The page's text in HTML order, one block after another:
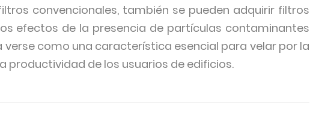
convencionales, también se pueden adquirir filtros
efectos de la presencia de partículas contaminantes
verse como una característica esencial para velar por la
productividad de los usuarios de edificios.